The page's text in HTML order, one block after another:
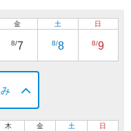
金
8/7
土
8/8
日
8/9
木 金 土 日